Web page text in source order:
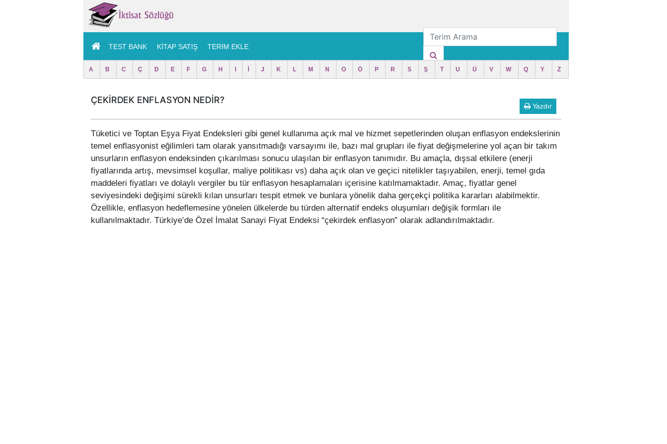
TEST BANK KITAP SATIŞ TERİM EKLE
A B C Ç D E F G H J K L M N O Ö P R S Ş T U Ü V W Q Y Z
ÇEKİRDEK ENFLASYON NEDİR?
Yazdır
Tüketici ve Toptan Eşya Fiyat Endeksleri gibi genel kullanıma açık mal ve hizmet sepetlerinden oluşan enflasyon endekslerinin
temel enflasyonist eğilimleri tam olarak yansıtmadığı varsayımı ile, bazı mal grupları ile fiyat değişmelerine yol açan bir takım
unsurların enflasyon endeksinden çıkarılması sonucu ulaşılan bir enflasyon tanımıdır. Bu amaçla, dışsal etkilere (enerji
fiyatlarında artış, mevsimsel koşullar, maliye politikası vs) daha açık olan ve geçici nitelikler taşıyabilen, enerji, temel gıda
maddeleri fiyatları ve dolaylı vergiler bu tür enflasyon hesaplamaları içerisine katılmamaktadır. Amaç, fiyatlar genel
seviyesindeki değişimi sürekli kılan unsurları tespit etmek ve bunlara yönelik daha gerçekçi politika kararları alabilmektir.
Özellikle, enflasyon hedeflemesine yönelen ülkelerde bu türden alternatif endeks oluşumları değişik formları ile
kullanılmaktadır. Türkiye’de Özel İmalat Sanayi Fiyat Endeksi “çekirdek enflasyon” olarak adlandırılmaktadır.